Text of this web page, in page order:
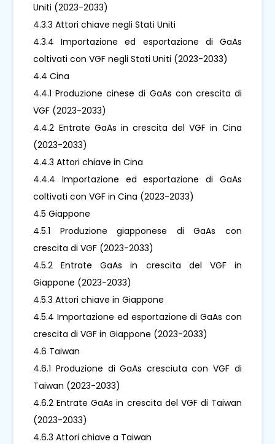
Uniti (2023-2033)
4.3.3 Attori chiave negli Stati Uniti
4.3.4 Importazione ed esportazione di GaAs
coltivati ​​con VGF negli Stati Uniti (2023-2033)
4.4 Cina
4.4.1 Produzione cinese di GaAs con crescita di
VGF (2023-2033)
4.4.2 Entrate GaAs in crescita del VGF in Cina
(2023-2033)
4.4.3 Attori chiave in Cina
4.4.4 Importazione ed esportazione di GaAs
coltivati ​​con VGF in Cina (2023-2033)
4.5 Giappone
4.5.1 Produzione giapponese di GaAs con
crescita di VGF (2023-2033)
4.5.2 Entrate GaAs in crescita del VGF in
Giappone (2023-2033)
4.5.3 Attori chiave in Giappone
4.5.4 Importazione ed esportazione di GaAs con
crescita di VGF in Giappone (2023-2033)
4.6 Taiwan
4.6.1 Produzione di GaAs cresciuta con VGF di
Taiwan (2023-2033)
4.6.2 Entrate GaAs in crescita del VGF di Taiwan
(2023-2033)
4.6.3 Attori chiave a Taiwan